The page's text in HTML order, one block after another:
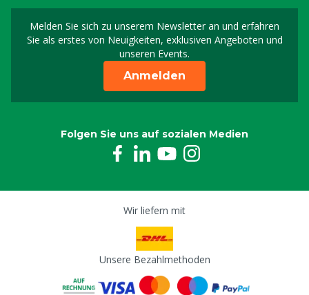
Melden Sie sich zu unserem Newsletter an und erfahren
Sie als erstes von Neuigkeiten, exklusiven Angeboten und
unseren Events.
Melden Sie sich für
Anmelden
Folgen Sie uns auf sozialen Medien
Wir liefern mit
Unsere Bezahlmethoden